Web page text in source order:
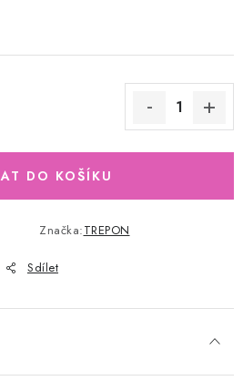
DO KOŠÍKU
Značka:TREPON
Sdílet